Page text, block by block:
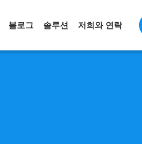
블로그 솔루션 저희와 연락